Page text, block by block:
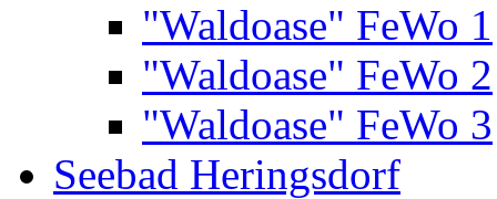
"Waldoase" FeWo 1
"Waldoase" FeWo 2
"Waldoase" FeWo 3
Seebad Heringsdorf